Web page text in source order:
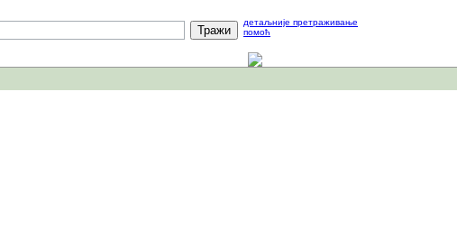
детаљније претраживање
помоћ